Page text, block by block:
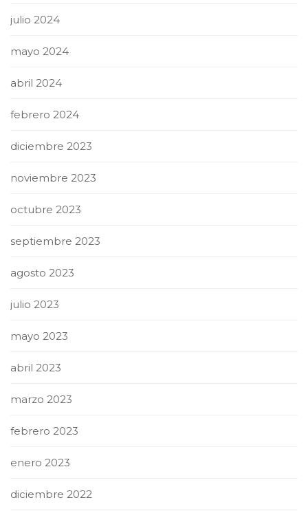
julio 2024
mayo 2024
abril 2024
febrero 2024
diciembre 2023
noviembre 2023
octubre 2023
septiembre 2023
agosto 2023
julio 2023
mayo 2023
abril 2023
marzo 2023
febrero 2023
enero 2023
diciembre 2022